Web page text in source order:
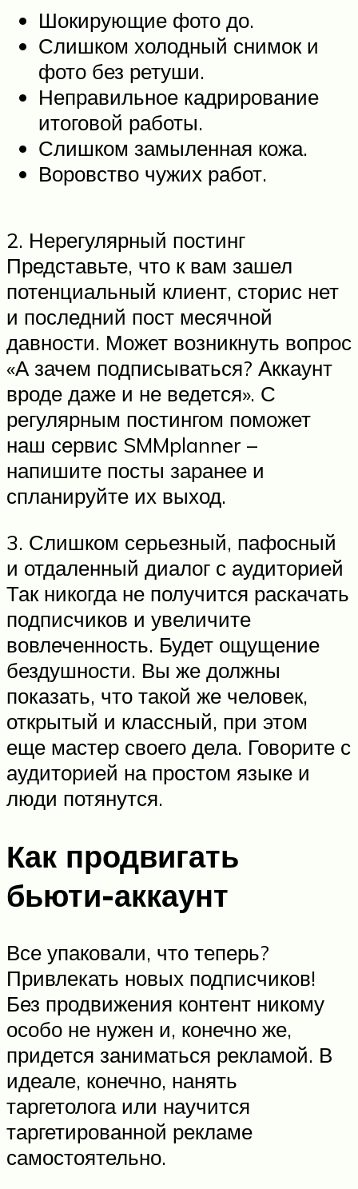
Шокирующие фото до.
Слишком холодный снимок и
фото без ретуши.
Неправильное кадрирование
итоговой работы.
Слишком замыленная кожа.
Воровство чужих работ.
2. Нерегулярный постинг
Представьте, что к вам зашел
потенциальный клиент, сторис нет
и последний пост месячной
давности. Может возникнуть вопрос
«А зачем подписываться? Аккаунт
вроде даже и не ведется». С
регулярным постингом поможет
наш сервис SMMplanner –
напишите посты заранее и
спланируйте их выход.
3. Слишком серьезный, пафосный
и отдаленный диалог с аудиторией
Так никогда не получится раскачать
подписчиков и увеличите
вовлеченность. Будет ощущение
бездушности. Вы же должны
показать, что такой же человек,
открытый и классный, при этом
еще мастер своего дела. Говорите с
аудиторией на простом языке и
люди потянутся.
Как продвигать
бьюти-аккаунт
Все упаковали, что теперь?
Привлекать новых подписчиков!
Без продвижения контент никому
особо не нужен и, конечно же,
придется заниматься рекламой. В
идеале, конечно, нанять
таргетолога или научится
таргетированной рекламе
самостоятельно.